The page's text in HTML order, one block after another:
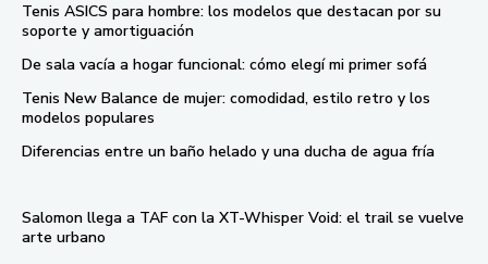
Tenis ASICS para hombre: los modelos que destacan por su
soporte y amortiguación
De sala vacía a hogar funcional: cómo elegí mi primer sofá
Tenis New Balance de mujer: comodidad, estilo retro y los
modelos populares
Diferencias entre un baño helado y una ducha de agua fría
Salomon llega a TAF con la XT-Whisper Void: el trail se vuelve
arte urbano